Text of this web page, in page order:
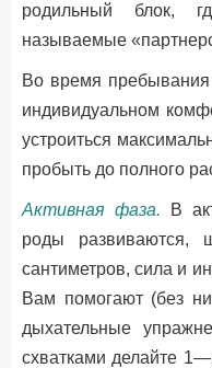
родильный блок,
называемые
Во время
индивидуальном
устроиться
пробыть до полного
Активная фаза.
В
роды развиваются,
сантиметров, сила и
Вам помогают (без
дыхательные
схватками делайте